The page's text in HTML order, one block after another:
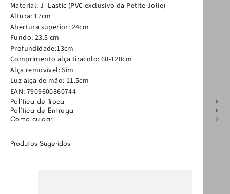
Material: J- Lastic (PVC exclusivo da Petite Jolie)
Altura: 17cm
Abertura superior: 24cm
Fundo: 23.5 cm
Profundidade:13cm
Comprimento alça tiracolo: 60-120cm
Alça removível: Sim
Luz alça de mão: 11.5cm
EAN: 7909600860744
Política de Troca
Política de Entrega
Como cuidar
Produtos Sugeridos